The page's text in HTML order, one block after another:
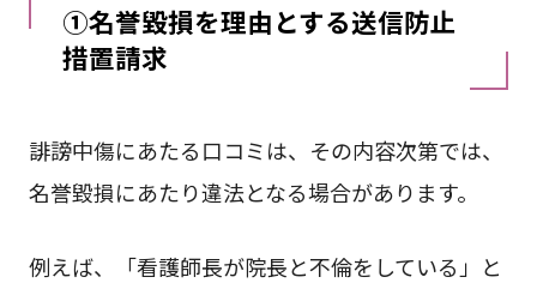
①名誉毀損を理由とする送信防止
措置請求
誹謗中傷にあたる口コミは、その内容次第では、
名誉毀損にあたり違法となる場合があります。
例えば、「看護師長が院長と不倫をしている」と